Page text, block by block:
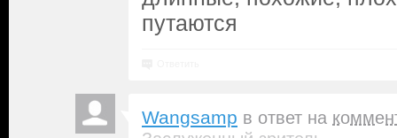
путаются
Wangsamp в ответ на